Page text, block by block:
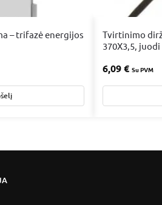
– trifazė energijos
Tvirtinimo
370X3,5,
6,09€ Su PVM